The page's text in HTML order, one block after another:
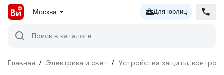
Москва Для юрлиц
Поиск в каталоге
Главная / Электрика и свет / Устройства защиты,